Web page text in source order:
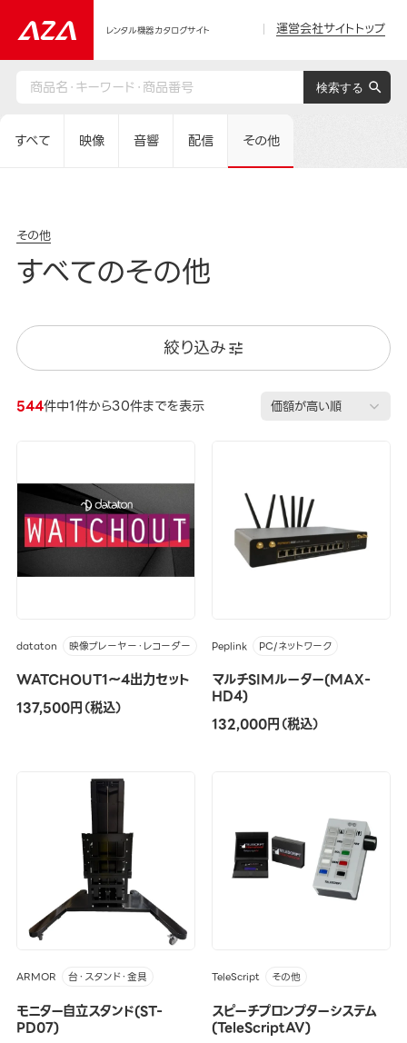
レンタル機器カタログサイト 運営会社サイトトップ
すべて 映像 音響 配信 その他
その他
すべてのその他
絞り込み
544件中1件から30件までを表示
dataton 映像プレーヤー・レコーダー
WATCHOUT1～4出力セット
137,500円（税込）
Peplink PC/ネットワーク
マルチSIMルーター(MAX-
HD4)
132,000円（税込）
ARMOR 台・スタンド・金具
モニター自立スタンド(ST-
PD07)
TeleScript その他
スピーチプロンプターシステム
(TeleScriptAV)